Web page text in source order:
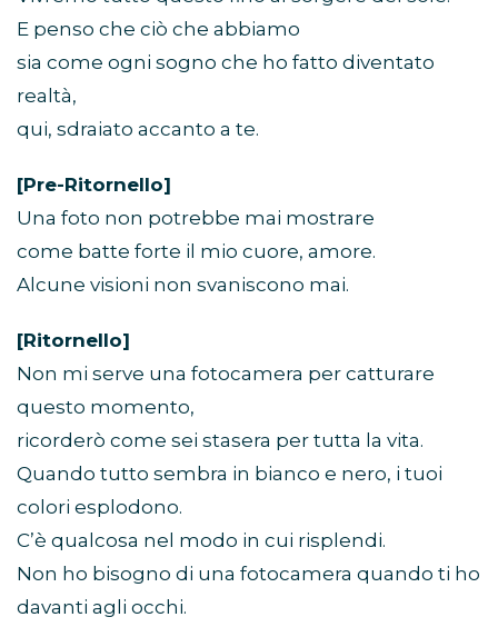
E penso che ciò che abbiamo
sia come ogni sogno che ho fatto diventato
realtà,
qui, sdraiato accanto a te.
[Pre-Ritornello]
Una foto non potrebbe mai mostrare
come batte forte il mio cuore, amore.
Alcune visioni non svaniscono mai.
[Ritornello]
Non mi serve una fotocamera per catturare
questo momento,
ricorderò come sei stasera per tutta la vita.
Quando tutto sembra in bianco e nero, i tuoi
colori esplodono.
C’è qualcosa nel modo in cui risplendi.
Non ho bisogno di una fotocamera quando ti ho
davanti agli occhi.